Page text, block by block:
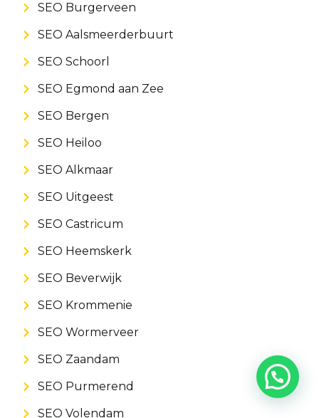
SEO Burgerveen
SEO Aalsmeerderbuurt
SEO Schoorl
SEO Egmond aan Zee
SEO Bergen
SEO Heiloo
SEO Alkmaar
SEO Uitgeest
SEO Castricum
SEO Heemskerk
SEO Beverwijk
SEO Krommenie
SEO Wormerveer
SEO Zaandam
SEO Purmerend
SEO Volendam